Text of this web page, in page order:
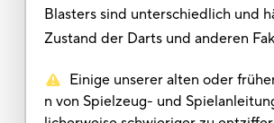
Blasters sind unterschiedlich und
Zustand der Darts und anderen
Einige unserer alten oder
n von Spielzeug- und